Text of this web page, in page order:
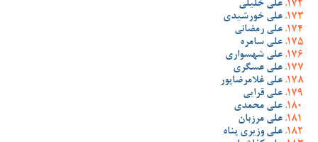
علی خلیلی
علی خورشیدی
علی رمضانی
علی سامره
علی شهسواری
علی عسگری
علی غلامرضاپور
علی قرایی
علی محمدی
علی مرزبان
علی وزیری پناه